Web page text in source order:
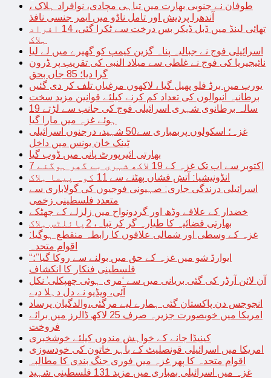
طوفان نے جنوبی بھارت میں تباہی مچادی، نوافراد ہلاک ،
آندھرا پردیش اور تامل ناڈو میں ایمر جنسی نافذ
تھائی لینڈ میں ڈبل ڈیکر بس درخت سے ٹکرا گئی، 14 افراد
ہلاک
اسرائیلی فوج نے جبالیہ پناہ گزین کیمپ کو گھیرے میں لے لیا
نائیجیریا کی فوج نے غلطی سے میلاد النبی کی تقریب پر ڈرون
گرا دیا؛ 85 جاں بحق
یورپ میں برڈ فلو پھیل گیا ، لاکھوں مرغیاں تلف کر دی گئیں
برطانیہ آنیوالوں کی تعداد کم کرنے کیلئے قوانین مزید سخت
19 سالہ برطانوی شہری اسرائیلی فوج کی جانب سے لڑتے
ہوئے غزہ میں مارا گیا
غزہ؛ اسکولوں پربمباری سے50 شہید، درجنوں اسرائیلی
ٹینک خان یونس میں داخل
بھارتی ائیرپورٹ پانی میں ڈوب گیا
7 اکتوبر سے اب تک غزہ کے 19 لاکھ شہری بے گھر ہوگئے
انڈونیشیا: آتش فشاں پھٹنے سے 11 کوہ پیما ہلاک
اسرائیلی درندگی جاری: صہیونی فوجیوں کی گولاباری سے
متعدد فلسطینی زخمی
خضدار کے علاقے وڈھ اور گردونواح میں زلزلے کے جھٹکے
بھارتی فضائیہ کا طیارہ گر کر تباہ، 2پائلٹس ہلاک
غزہ کے وسطی اور شمالی علاقوں کا رابطہ منقطع ہوگیا:
اقوام متحدہ
“ایوارڈ شو میں غزہ کے حق میں بولنے سے روکا گیا”؛
فلسطینی فنکار کا انکشاف
آن لائن آرڈر کی گئی بریانی میں سے ‘مری ہوئی چھپکلی’ نکل
آئی، ویڈیو نے دل دہلا دیے
انجوجس دن پاکستان گئی ہمارے لیے مرگئی،والدگیان پرساد
امریکا میں خوبصورت جزیرہ صرف 25 لاکھ ڈالرز میں برائے
فروخت
کینیڈا جانے کے خواہش مندوں کیلئے خوشخبری
امریکا میں اسرائیلی قونصلیٹ کے باہر خاتون کی خودسوزی
اقوام متحدہ کا پھر غزہ میں فوری جنگ بندی کا مطالبہ
غزہ میں اسرائیلی بمباری میں مزید 131 فلسطینی شہید